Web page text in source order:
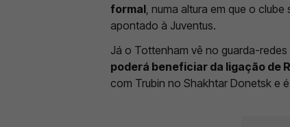
formal , numa altura em que o
apontado à Juventus.
Já o Tottenham vê no guarda-redes
poderá beneficiar da ligação de
com Trubin no Shakhtar Donetsk e